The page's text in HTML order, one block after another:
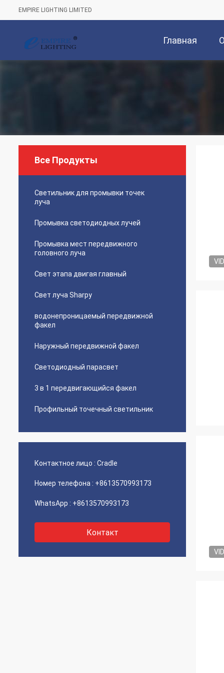
EMPIRE LIGHTING LIMITED
Главная
Все Продукты
Светильник для промывки точек
луча
Промывка светодиодных лучей
Промывка мест передвижного
головного луча
Свет этапа двигая главный
Свет луча Sharpy
водонепроницаемый передвижной
факел
Наружный передвижной факел
Светодиодный парасвет
3 в 1 передвигающийся факел
Профильный точечный светильник
Контактное лицо : Cradle
Номер телефона : +8613570993173
WhatsApp : +8613570993173
Контакт